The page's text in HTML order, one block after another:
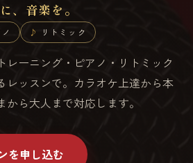
、音楽を。
リトミック
レーニング・ピアノ・リトミック
レッスンで。カラオケ上達から本
ら大人まで対応します。
を申し込む